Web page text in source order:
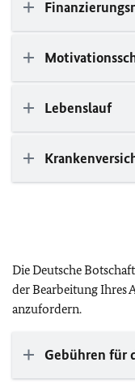
Lebenslauf
Die Deutsche
der Bearbeitung Ihres
anzufordern.
Gebühren für